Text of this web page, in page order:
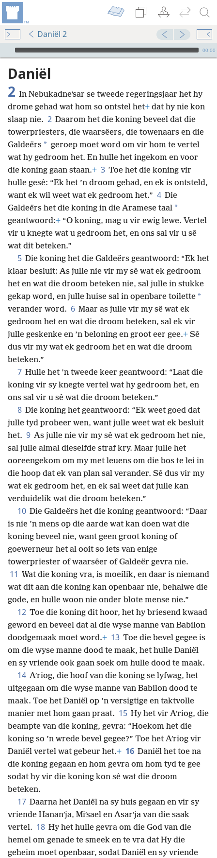
Daniël 2
Audio Player
00:00
Daniël
2 In Nebukadneʹsar se tweede regeringsjaar het hy
drome gehad wat hom so ontstel het+ dat hy nie kon
slaap nie. 2 Daarom het die koning beveel dat die
towerpriesters, die waarsêers, die towenaars en die
Galdeërs * geroep moet word om vir hom te vertel
wat hy gedroom het. En hulle het ingekom en voor
die koning gaan staan.+ 3 Toe het die koning vir
hulle gesê: “Ek het ’n droom gehad, en ek is ontsteld,
want ek wil weet wat ek gedroom het.” 4 Die
Galdeërs het die koning in die Aramese taal *
geantwoord:+ “O koning, mag u vir ewig lewe. Vertel
vir u knegte wat u gedroom het, en ons sal vir u sê
wat dit beteken.”
5 Die koning het die Galdeërs geantwoord: “Ek het
klaar besluit: As julle nie vir my sê wat ek gedroom
het en wat die droom beteken nie, sal julle in stukke
gekap word, en julle huise sal in openbare toilette *
verander word. 6 Maar as julle vir my sê wat ek
gedroom het en wat die droom beteken, sal ek vir
julle geskenke en ’n beloning en groot eer gee.+ Sê
dus vir my wat ek gedroom het en wat die droom
beteken.”
7 Hulle het ’n tweede keer geantwoord: “Laat die
koning vir sy knegte vertel wat hy gedroom het, en
ons sal vir u sê wat die droom beteken.”
8 Die koning het geantwoord: “Ek weet goed dat
julle tyd probeer wen, want julle weet wat ek besluit
het. 9 As julle nie vir my sê wat ek gedroom het nie,
sal julle almal dieselfde straf kry. Maar julle het
ooreengekom om my met leuens om die bos te lei in
die hoop dat ek van plan sal verander. Sê dus vir my
wat ek gedroom het, en ek sal weet dat julle kan
verduidelik wat die droom beteken.”
10 Die Galdeërs het die koning geantwoord: “Daar
is nie ’n mens op die aarde wat kan doen wat die
koning beveel nie, want geen groot koning of
goewerneur het al ooit so iets van enige
towerpriester of waarsêer of Galdeër gevra nie.
11 Wat die koning vra, is moeilik, en daar is niemand
wat dit aan die koning kan openbaar nie, behalwe die
gode, en hulle woon nie onder blote mense nie.”
12 Toe die koning dit hoor, het hy briesend kwaad
geword en beveel dat al die wyse manne van Babilon
doodgemaak moet word.+ 13 Toe die bevel gegee is
om die wyse manne dood te maak, het hulle Daniël
en sy vriende ook gaan soek om hulle dood te maak.
14 Aʹriog, die hoof van die koning se lyfwag, het
uitgegaan om die wyse manne van Babilon dood te
maak. Toe het Daniël op ’n versigtige en taktvolle
manier met hom gaan praat. 15 Hy het vir Aʹriog, die
beampte van die koning, gevra: “Hoekom het die
koning so ’n wrede bevel gegee?” Toe het Aʹriog vir
Daniël vertel wat gebeur het.+ 16 Daniël het toe na
die koning gegaan en hom gevra om hom tyd te gee
sodat hy vir die koning kon sê wat die droom
beteken.
17 Daarna het Daniël na sy huis gegaan en vir sy
vriende Hananʹja, Miʹsael en Asarʹja van die saak
vertel. 18 Hy het hulle gevra om die God van die
hemel om genade te smeek en te vra dat Hy die
geheim moet openbaar, sodat Daniël en sy vriende